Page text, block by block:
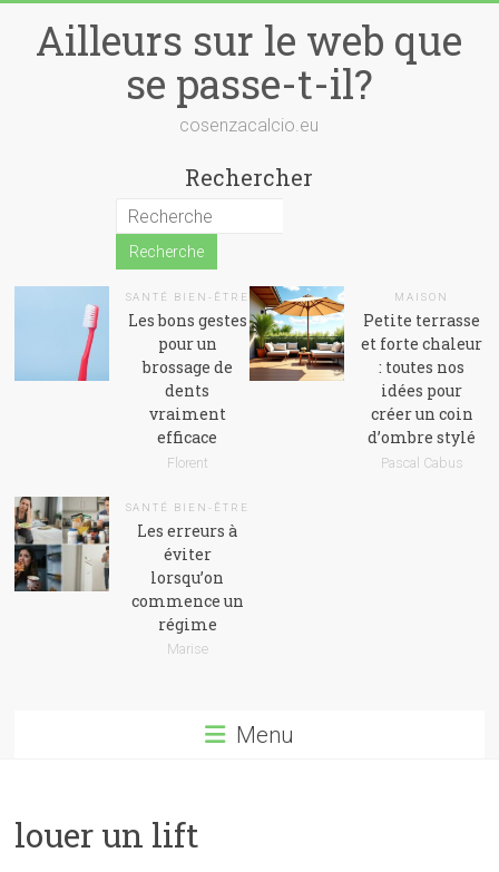
contentAilleurs sur le web que
se passe-t-il?
cosenzacalcio.eu
Rechercher
SANTÉ BIEN-ÊTRE
Les bons gestes
pour un
brossage de
dents
vraiment
efficace
Florent
MAISON
Petite terrasse
et forte chaleur
: toutes nos
idées pour
créer un coin
d’ombre stylé
Pascal Cabus
SANTÉ BIEN-ÊTRE
Les erreurs à
éviter
lorsqu’on
commence un
régime
Marise
Menu
louer un lift